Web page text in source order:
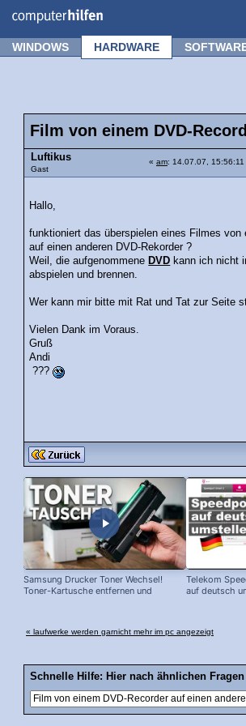
WINDOWS HARDWARE
Film von einem DVD-
Luftikus
Gast
« am: 14.07.07, 15:56:11
Hallo,
funktioniert das überspielen eines Filmes von
auf einen anderen DVD-Rekorder ?
Weil, die aufgenommene DVD kann ich nicht
abspielen und brennen.
Wer kann mir bitte mit Rat und Tat zur Seite
Vielen Dank im Voraus.
Gruß
Andi
???
Samsung Drucker Toner Wechsel!
Toner-Kartusche entfernen und
Telekom
auf deutsch
« laufwerke werden garnicht mehr im pc angezeigt
Schnelle Hilfe: Hier nach ähnlichen